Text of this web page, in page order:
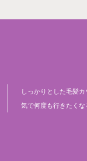
しっかりとした毛髪
気で何度も行きたくな